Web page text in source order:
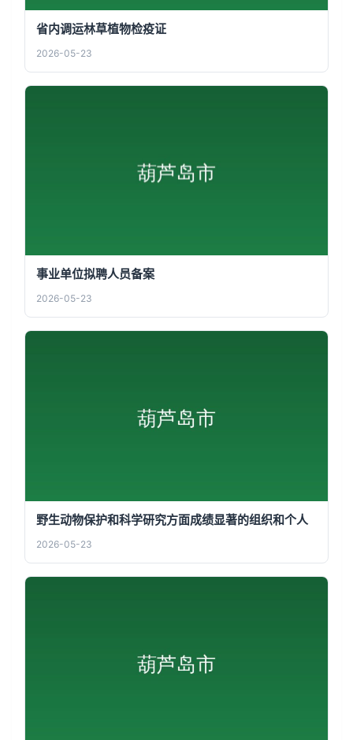
省内调运林草植物检疫证
2026-05-23
事业单位拟聘人员备案
2026-05-23
野生动物保护和科学研究方面成绩显著的组织和个人
2026-05-23